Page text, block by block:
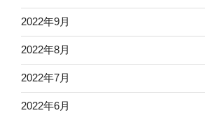
2022年9月
2022年8月
2022年7月
2022年6月